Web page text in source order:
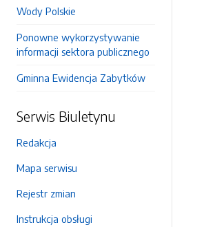
Wody Polskie
Ponowne wykorzystywanie
informacji sektora publicznego
Gminna Ewidencja Zabytków
Serwis Biuletynu
Redakcja
Mapa serwisu
Rejestr zmian
Instrukcja obsługi